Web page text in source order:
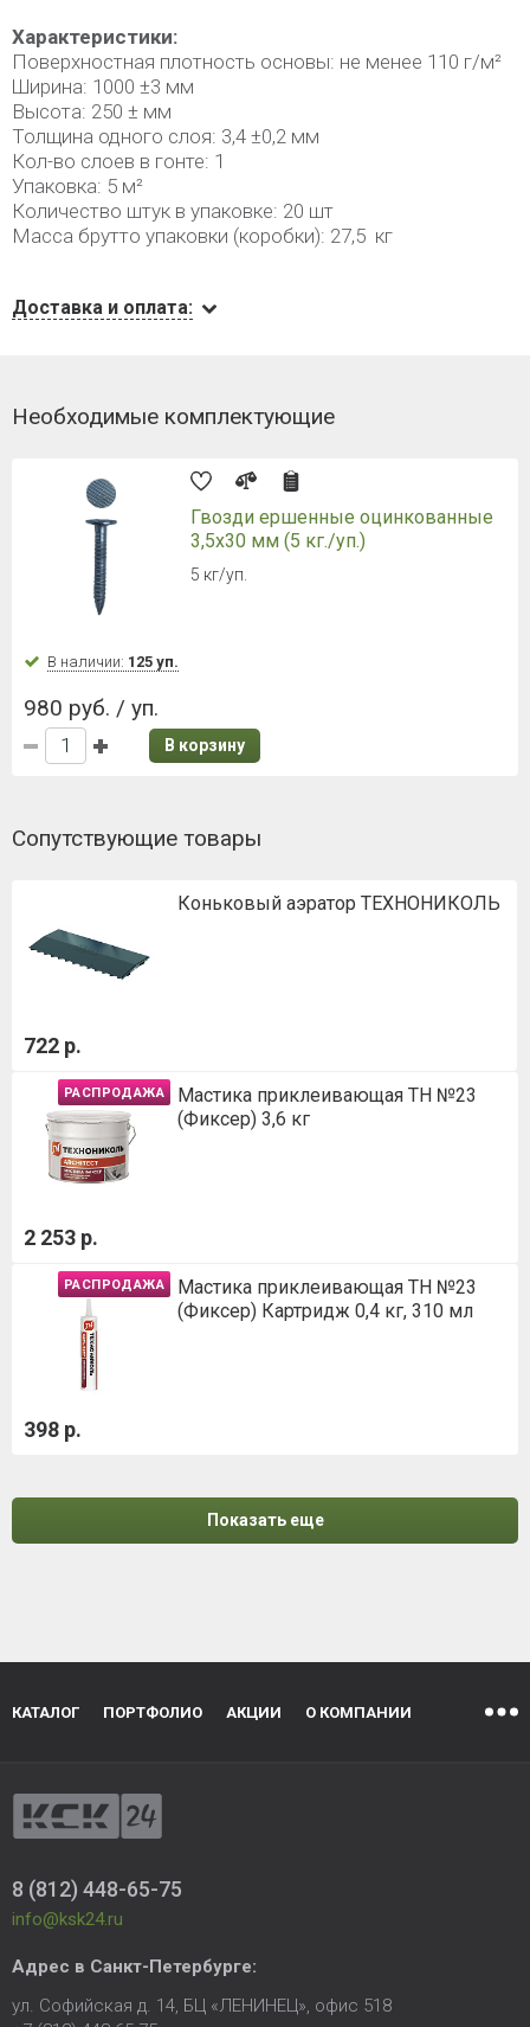
Характеристики:
Поверхностная плотность основы: не менее 110 г/м²
Ширина: 1000 ±3 мм
Высота: 250 ± мм
Толщина одного слоя: 3,4 ±0,2 мм
Кол-во слоев в гонте: 1
Упаковка: 5 м²
Количество штук в упаковке: 20 шт
Масса брутто упаковки (коробки): 27,5 кг
Доставка и оплата:
Необходимые комплектующие
Гвозди ершенные оцинкованные
3,5х30 мм (5 кг./уп.)
5 кг/уп.
В наличии: 125 уп.
980 руб. / уп.
В корзину
Сопутствующие товары
Коньковый аэратор ТЕХНОНИКОЛЬ
722 р.
РАСПРОДАЖА
Мастика приклеивающая ТН №23
(Фиксер) 3,6 кг
2 253 р.
РАСПРОДАЖА
Мастика приклеивающая ТН №23
(Фиксер) Картридж 0,4 кг, 310 мл
398 р.
Показать еще
КАТАЛОГ ПОРТФОЛИО АКЦИИ О КОМПАНИИ
8 (812) 448-65-75
info@ksk24.ru
Адрес в Санкт-Петербурге:
ул. Софийская д. 14, БЦ «ЛЕНИНЕЦ», офис 518